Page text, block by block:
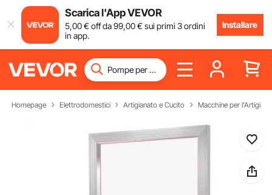
Scarica l'App VEVOR
5,00€ off da99,00€ sui primi 3 ordini
in app.
Installare
Homepage Elettrodomestici Artigianato e Cucito Macchine per